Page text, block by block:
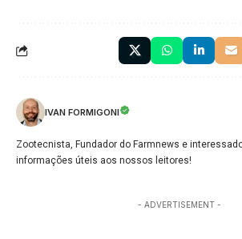
IVAN FORMIGONI
Zootecnista, Fundador do Farmnews e
informações úteis aos nossos leitores!
- ADVERTISEMENT -